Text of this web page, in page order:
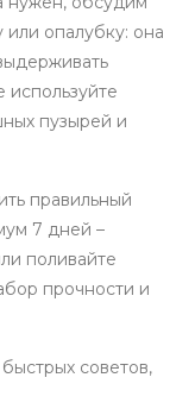
или опалубку: она
пузырей и
правильный
7 дней –
поливайте
прочности и
советов,